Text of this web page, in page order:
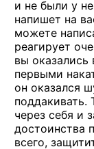
и не были у
напишет на
можете
реагирует
вы оказались
первыми
он оказался
поддакивать.
через себя и
достоинства
всего,